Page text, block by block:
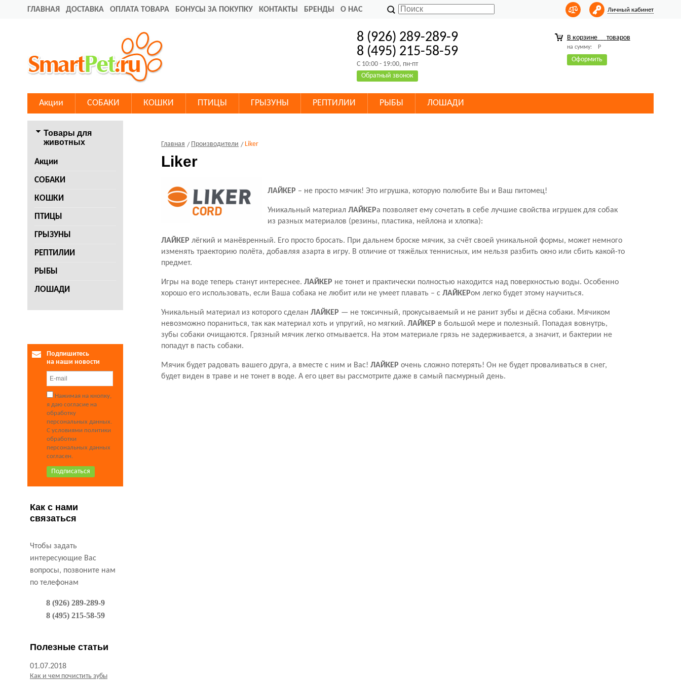
ГЛАВНАЯ ДОСТАВКА ОПЛАТА ТОВАРА БОНУСЫ ЗА ПОКУПКУ КОНТАКТЫ БРЕНДЫ О НАС Личный кабинет
8 (926) 289-289-9
8 (495) 215-58-59
C 10:00 - 19:00, пн-пт
Обратный звонок
В корзине товаров
на сумму: Р
Оформить
Акции СОБАКИ КОШКИ ПТИЦЫ ГРЫЗУНЫ РЕПТИЛИИ РЫБЫ ЛОШАДИ
Товары для
животных
Акции
СОБАКИ
КОШКИ
ПТИЦЫ
ГРЫЗУНЫ
РЕПТИЛИИ
РЫБЫ
ЛОШАДИ
Подпишитесь
на наши новости
Нажимая на кнопку,
я даю согласие на
обработку
персональных данных.
С условиями политики
обработки
персональных данных
согласен.
Как с нами
связаться
Чтобы задать
интересующие Вас
вопросы, позвоните нам
по телефонам
8 (926) 289-289-9
8 (495) 215-58-59
Полезные статьи
01.07.2018
Как и чем почистить зубы
Главная Производители Liker
Liker
ЛАЙКЕР – не просто мячик! Это игрушка, которую полюбите Вы и Ваш питомец!
Уникальный материал ЛАЙКЕРа позволяет ему сочетать в себе лучшие свойства игрушек для собак
из разных материалов (резины, пластика, нейлона и хлопка):
ЛАЙКЕР лёгкий и манёвренный. Его просто бросать. При дальнем броске мячик, за счёт своей уникальной формы, может немного
изменять траекторию полёта, добавляя азарта в игру. В отличие от тяжёлых теннисных, им нельзя разбить окно или сбить какой-то
предмет.
Игры на воде теперь станут интереснее.ЛАЙКЕР не тонет и практически полностью находится над поверхностью воды. Особенно
хорошо его использовать, если Ваша собака не любит или не умеет плавать – сЛАЙКЕРом легко будет этому научиться.
Уникальный материал из которого сделанЛАЙКЕР — не токсичный, прокусываемый и не ранит зубы и дёсна собаки. Мячиком
невозможно пораниться, так как материал хоть и упругий, но мягкий.ЛАЙКЕР в большой мере и полезный. Попадая вовнутрь,
зубы собаки очищаются. Грязный мячик легко отмывается. На этом материале грязь не задерживается, а значит, и бактерии не
попадут в пасть собаки.
Мячик будет радовать вашего друга, а вместе с ним и Вас!ЛАЙКЕР очень сложно потерять! Он не будет проваливаться в снег,
будет виден в траве и не тонет в воде. А его цвет вы рассмотрите даже в самый пасмурный день.